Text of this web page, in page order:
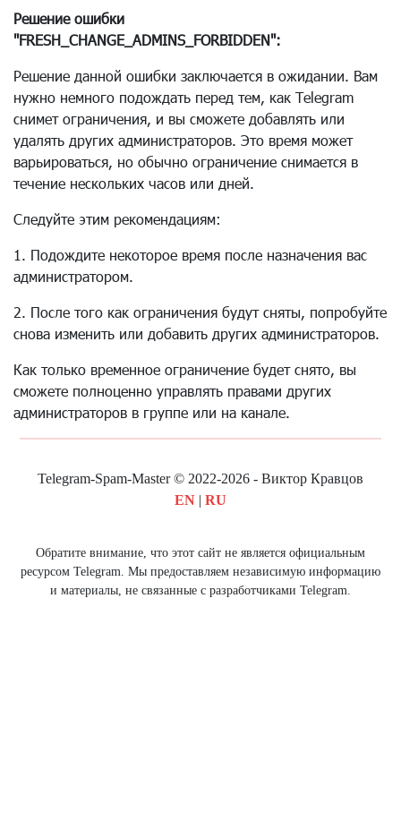
Решение ошибки
"FRESH_CHANGE_ADMINS_FORBIDDEN":
Решение данной ошибки заключается в ожидании. Вам
нужно немного подождать перед тем, как Telegram
снимет ограничения, и вы сможете добавлять или
удалять других администраторов. Это время может
варьироваться, но обычно ограничение снимается в
течение нескольких часов или дней.
Следуйте этим рекомендациям:
1. Подождите некоторое время после назначения вас
администратором.
2. После того как ограничения будут сняты, попробуйте
снова изменить или добавить других администраторов.
Как только временное ограничение будет снято, вы
сможете полноценно управлять правами других
администраторов в группе или на канале.
Telegram-Spam-Master © 2022-2026 - Виктор Кравцов
EN | RU
Обратите внимание, что этот сайт не является официальным
ресурсом Telegram. Мы предоставляем независимую информацию
и материалы, не связанные с разработчиками Telegram.